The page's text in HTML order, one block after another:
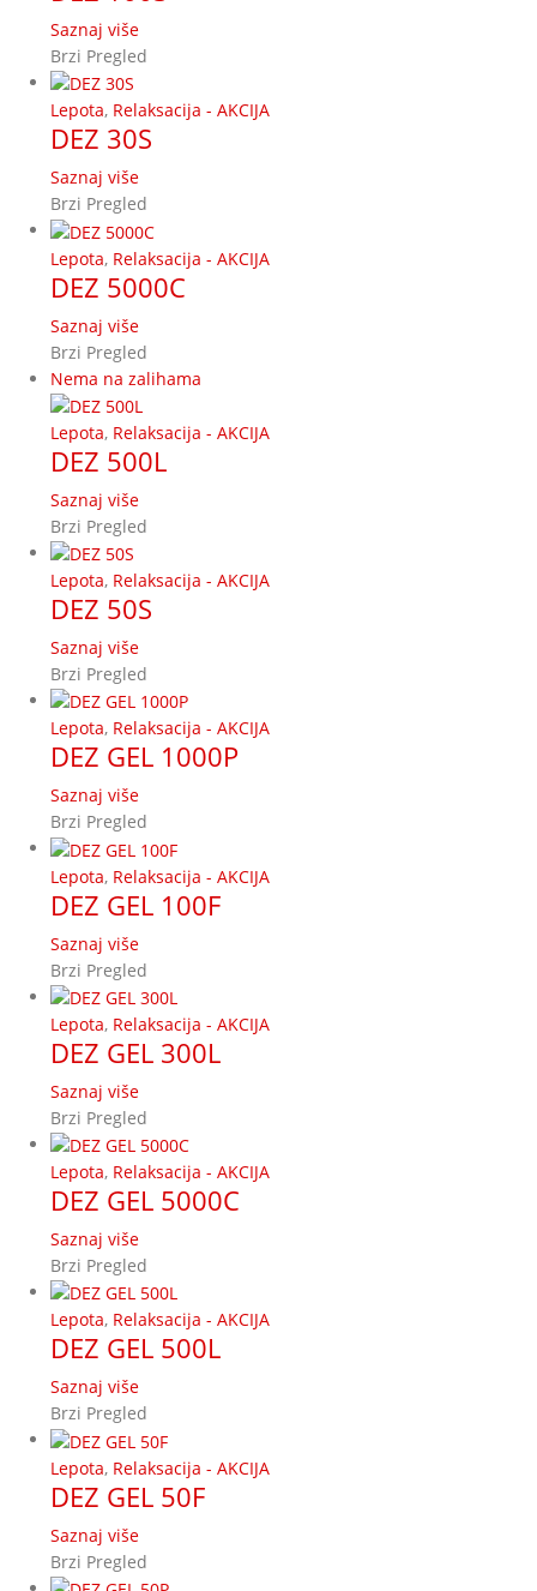
Saznaj više
Brzi Pregled
Lepota, Relaksacija - AKCIJA
DEZ 30S
Saznaj više
Brzi Pregled
Lepota, Relaksacija - AKCIJA
DEZ 5000C
Saznaj više
Brzi Pregled
Nema na zalihama
Lepota, Relaksacija - AKCIJA
DEZ 500L
Saznaj više
Brzi Pregled
Lepota, Relaksacija - AKCIJA
DEZ 50S
Saznaj više
Brzi Pregled
Lepota, Relaksacija - AKCIJA
DEZ GEL 1000P
Saznaj više
Brzi Pregled
Lepota, Relaksacija - AKCIJA
DEZ GEL 100F
Saznaj više
Brzi Pregled
Lepota, Relaksacija - AKCIJA
DEZ GEL 300L
Saznaj više
Brzi Pregled
Lepota, Relaksacija - AKCIJA
DEZ GEL 5000C
Saznaj više
Brzi Pregled
Lepota, Relaksacija - AKCIJA
DEZ GEL 500L
Saznaj više
Brzi Pregled
Lepota, Relaksacija - AKCIJA
DEZ GEL 50F
Saznaj više
Brzi Pregled